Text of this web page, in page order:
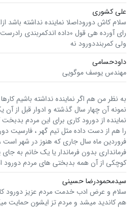
علی کشوری
سلام کاش دوروداصلا نماینده نداشته باشد
رای آورده هی قول ۰داده
ولی کمربنددورود نه
داودحسامی
مهندس یوسف موگویی
به نظر من هم اگر نماینده نداشته باشیم
نمونه آن چهار سال گذشته و ادوار قبل از آن
نماینده از دورود کاری برای این مردم
را هم از دست داده مثل تیم گهر ،‌ فارسیت
فروردین ماه سال جاری که هنوز در شهر
فرمانداری بدون فرماندار یا یک خانم به
کوچکی از آن همه بدبختی های مردم
سیدمحمودرضا حسینی
سلام و عرض ادب خدمت مردم عزیز دورود
هم کاندید میشد و مردم تز ایشون حمایت